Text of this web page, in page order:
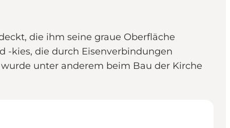
die ihm seine graue Oberfläche
-kies, die durch Eisenverbindungen
unter anderem beim Bau der Kirche